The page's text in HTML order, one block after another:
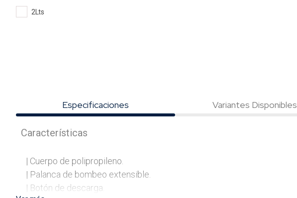
2Lts
Especificaciones Variantes Disponibles
Características
| Cuerpo de polipropileno.
| Palanca de bombeo extensible.
| Botón de descarga.